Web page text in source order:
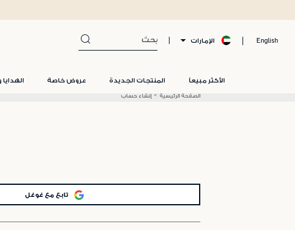
English الإمارات
الأكثر مبيعاً المنتجات الجديدة عروض خاصة
الصفحة الرئيسية إنشاء حساب
تابع مع غوغل